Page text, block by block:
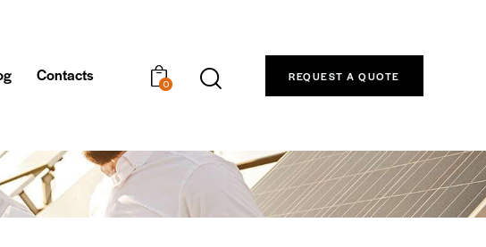
Contacts 0
REQUEST A QUOTE